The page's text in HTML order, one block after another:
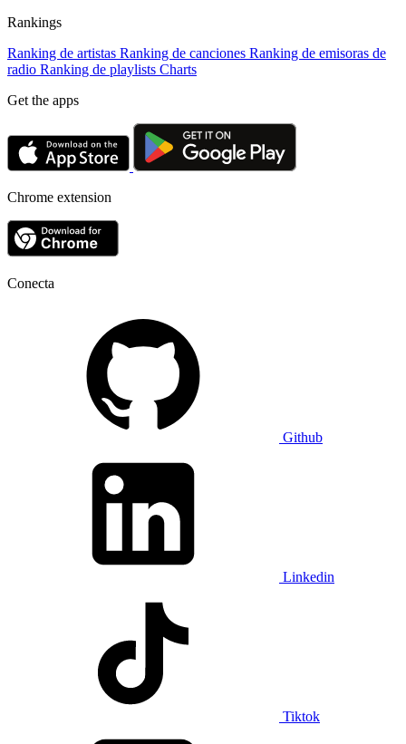
Rankings
Ranking de artistas Ranking de canciones Ranking de emisoras de
radio Ranking de playlists Charts
Get the apps
Chrome extension
Conecta
Github
Linkedin
Tiktok